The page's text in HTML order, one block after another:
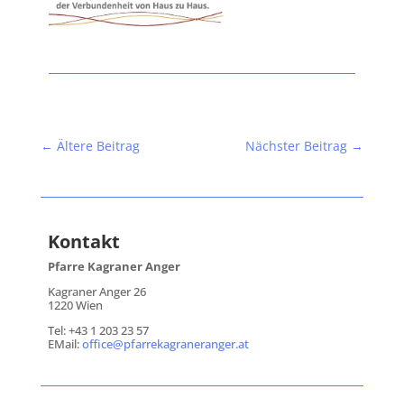
← Ältere Beitrag Nächster Beitrag →
Kontakt
Pfarre Kagraner Anger
Kagraner Anger 26
1220 Wien
Tel: +43 1 203 23 57
EMail:office@pfarrekagraneranger.at